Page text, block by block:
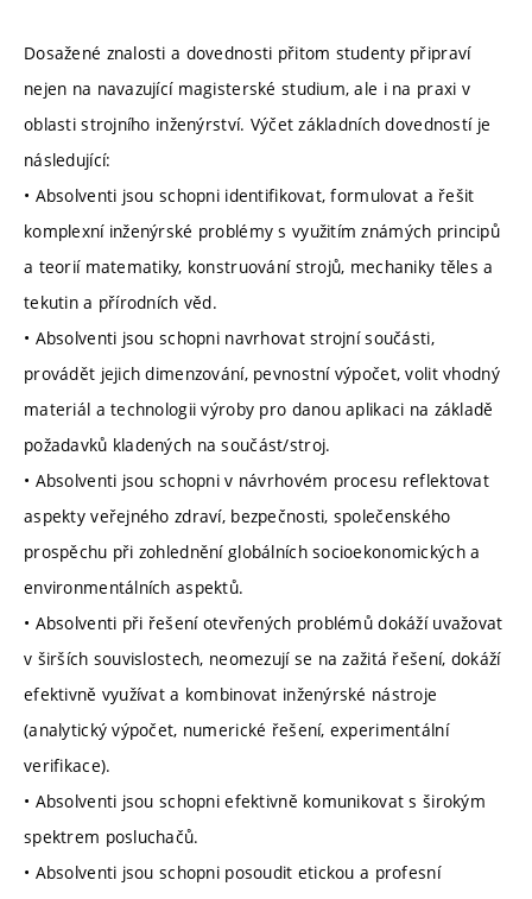
Dosažené znalosti a dovednosti přitom studenty připraví
nejen na navazující magisterské studium, ale i na praxi v
oblasti strojního inženýrství. Výčet základních dovedností je
následující:
• Absolventi jsou schopni identifikovat, formulovat a řešit
komplexní inženýrské problémy s využitím známých principů
a teorií matematiky, konstruování strojů, mechaniky těles a
tekutin a přírodních věd.
• Absolventi jsou schopni navrhovat strojní součásti,
provádět jejich dimenzování, pevnostní výpočet, volit vhodný
materiál a technologii výroby pro danou aplikaci na základě
požadavků kladených na součást/stroj.
• Absolventi jsou schopni v návrhovém procesu reflektovat
aspekty veřejného zdraví, bezpečnosti, společenského
prospěchu při zohlednění globálních socioekonomických a
environmentálních aspektů.
• Absolventi při řešení otevřených problémů dokáží uvažovat
v širších souvislostech, neomezují se na zažitá řešení, dokáží
efektivně využívat a kombinovat inženýrské nástroje
(analytický výpočet, numerické řešení, experimentální
verifikace).
• Absolventi jsou schopni efektivně komunikovat s širokým
spektrem posluchačů.
• Absolventi jsou schopni posoudit etickou a profesní